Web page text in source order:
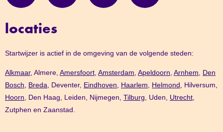
locaties
Startwijzer is actief in de omgeving van de volgende steden:
Alkmaar, Almere, Amersfoort, Amsterdam, Apeldoorn, Arnhem, Den
Bosch, Breda, Deventer, Eindhoven, Haarlem, Helmond, Hilversum,
Hoorn, Den Haag, Leiden, Nijmegen, Tilburg, Uden, Utrecht,
Zutphen en Zaanstad.